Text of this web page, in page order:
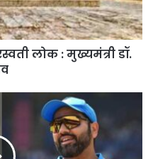
लोक : मुख्यमंत्री डॉ.